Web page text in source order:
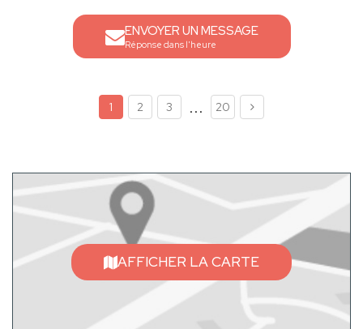
ENVOYER UN MESSAGE
Réponse dans l'heure
1 2 3 ... 20
AFFICHER LA CARTE